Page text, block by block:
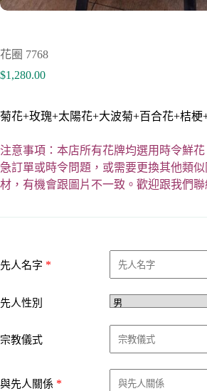
花圈 7768
$1,280.00
菊花+玫瑰+太陽花+大波菊+百合花+桔梗
注意事項：本店所有花牌均選用時令鮮
急訂單或時令問題，或需要更換其他類
材，有機會跟圖片不一致。歡迎跟我們聯
先人名字 *
先人性別
宗教儀式
與先人關係 *